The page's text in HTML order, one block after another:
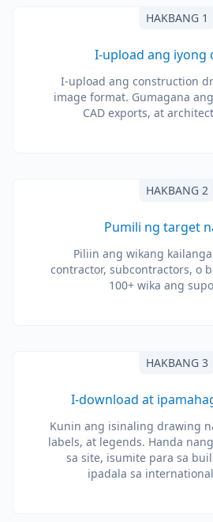
HAKBANG 1
I-upload ang iyong
I-upload ang construction
image format. Gumagana
CAD exports, at
HAKBANG 2
Pumili ng target
Piliin ang wikang
contractor, subcontractors, o
100+ wika ang
HAKBANG 3
I-download at
Kunin ang isinaling drawing
labels, at legends. Handa
sa site, isumite para sa
ipadala sa